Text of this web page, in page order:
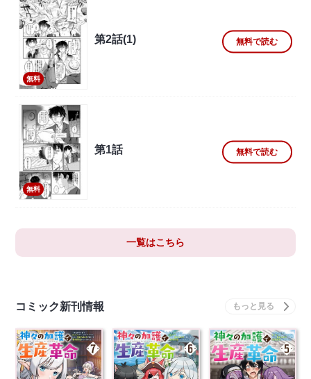
無料
第2話(1) 無料で読む
無料
第1話 無料で読む
一覧はこちら
コミック新刊情報